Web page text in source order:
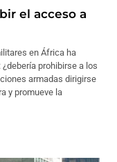
el acceso a
en África ha
prohibirse a los
armadas dirigirse
y promueve la